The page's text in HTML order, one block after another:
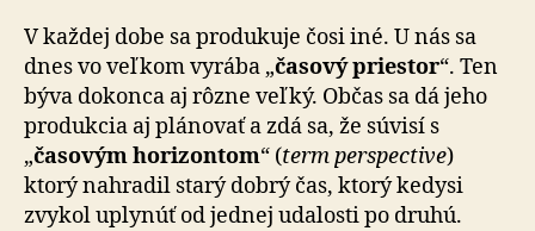
V každej dobe sa produkuje čosi iné. U nás sa
dnes vo veľkom vyrába „časový priestor“. Ten
býva dokonca aj rôzne veľký. Občas sa dá jeho
produkcia aj plánovať a zdá sa, že súvisí s
„časovým horizontom“ (term perspective)
ktorý nahradil starý dobrý čas, ktorý kedysi
zvykol uplynúť od jednej udalosti po druhú.